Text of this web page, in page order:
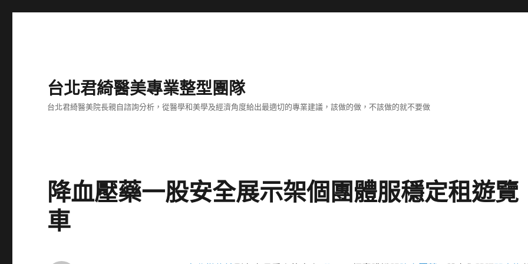
台北君綺醫美專業整型團隊
台北君綺醫美院長親自諮詢分析，從醫學和美學及經濟角度給出最適切的專業建議，該做的做，不該做的就不要做
降血壓藥一股安全展示架個團體服穩定租遊覽
車